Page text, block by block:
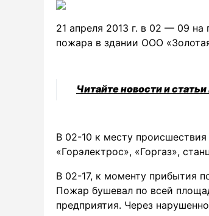
21 апреля 2013 г. в 02 — 09
пожара в здании ООО
Читайте новости и
В 02-10 к месту
«Горэлектрос», «Горгаз»,
В 02-17, к моменту прибытия
Пожар бушевал по всей
предприятия. Через